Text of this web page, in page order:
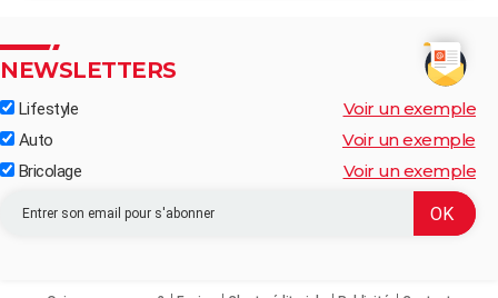
NEWSLETTERS
Lifestyle Voir un exemple
Auto Voir un exemple
Bricolage Voir un exemple